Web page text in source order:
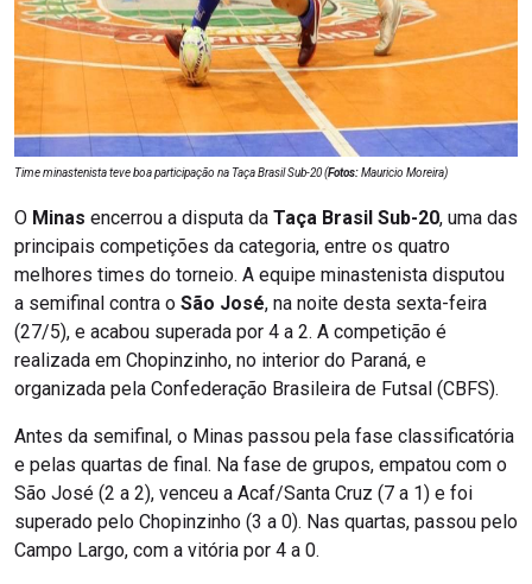
Time minastenista teve boa participação na Taça Brasil Sub-20 (Fotos:Mauricio Moreira)
O Minas encerrou a disputa da Taça Brasil Sub-20, uma das
principais competições da categoria, entre os quatro
melhores times do torneio. A equipe minastenista disputou
a semifinal contra o São José, na noite desta sexta-feira
(27/5), e acabou superada por 4 a 2. A competição é
realizada em Chopinzinho, no interior do Paraná, e
organizada pela Confederação Brasileira de Futsal (CBFS).
Antes da semifinal, o Minas passou pela fase classificatória
e pelas quartas de final. Na fase de grupos, empatou com o
São José (2 a 2), venceu a Acaf/Santa Cruz (7 a 1) e foi
superado pelo Chopinzinho (3 a 0). Nas quartas, passou pelo
Campo Largo, com a vitória por 4 a 0.